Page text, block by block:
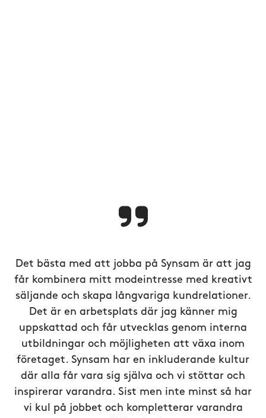
Det bästa med att jobba på Synsam är att jag
får kombinera mitt modeintresse med kreativt
säljande och skapa långvariga kundrelationer.
Det är en arbetsplats där jag känner mig
uppskattad och får utvecklas genom interna
utbildningar och möjligheten att växa inom
företaget. Synsam har en inkluderande kultur
där alla får vara sig själva och vi stöttar och
inspirerar varandra. Sist men inte minst så har
vi kul på jobbet och kompletterar varandra